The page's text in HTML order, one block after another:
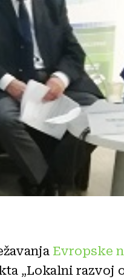
Evropske
„Lokalni razvoj